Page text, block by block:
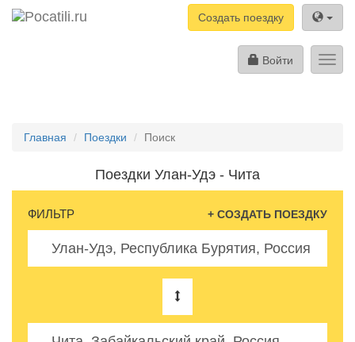
Создать поездку
Войти
Главная Поездки Поиск
Поездки Улан-Удэ - Чита
ФИЛЬТР + СОЗДАТЬ ПОЕЗДКУ